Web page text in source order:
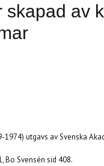
skapad av
1974) utgavs av Svenska
Bo Svensén sid 408.